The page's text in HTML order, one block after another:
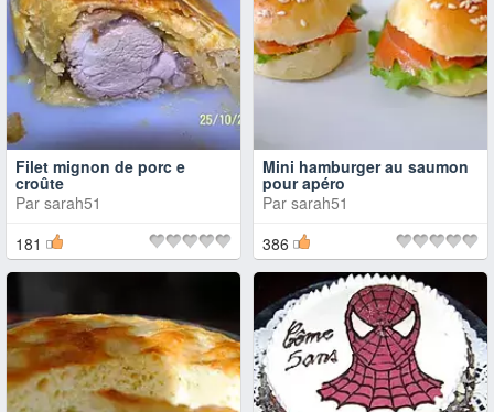
Filet mignon de porc e
croûte
Par sarah51
181
Mini hamburger au saumon
pour apéro
Par sarah51
386